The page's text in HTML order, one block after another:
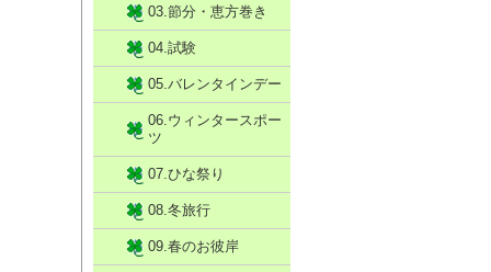
03.節分・恵方巻き
04.試験
05.バレンタインデー
06.ウィンタースポー
ツ
07.ひな祭り
08.冬旅行
09.春のお彼岸